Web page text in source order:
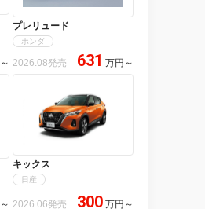
～
プレリュード
ホンダ
2026.08発売 631 万円 ～
～
キックス
日産
2026.06発売 300 万円 ～